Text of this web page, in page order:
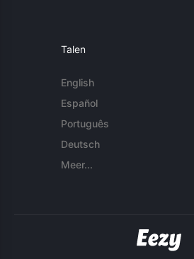
Talen
English
Español
Português
Deutsch
Meer...